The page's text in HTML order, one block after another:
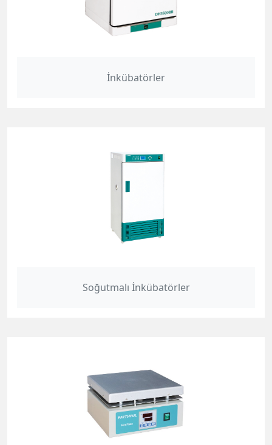
İnkübatörler
Soğutmalı İnkübatörler